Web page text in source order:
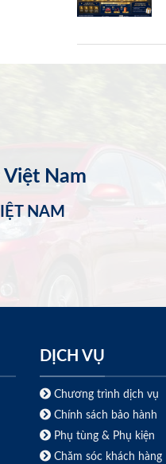
Việt Nam
NAM
DỊCH VỤ
Chương trình dịch vụ
Chính sách bảo hành
Phụ tùng & Phụ kiện
Chăm sóc khách hàng